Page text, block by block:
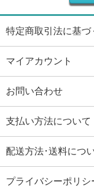
特定商取引法に基づ
マイアカウント
お問い合わせ
支払い方法について
配送方法･送料につ
プライバシーポリシ